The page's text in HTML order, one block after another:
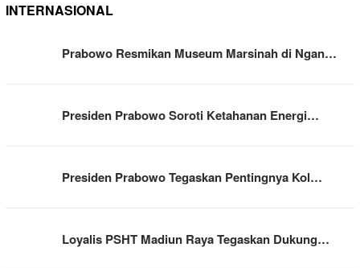
INTERNASIONAL
Prabowo Resmikan Museum Marsinah di Ngan…
Presiden Prabowo Soroti Ketahanan Energi…
Presiden Prabowo Tegaskan Pentingnya Kol…
Loyalis PSHT Madiun Raya Tegaskan Dukung…